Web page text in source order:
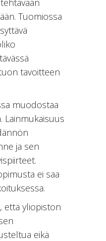
Tuomiossa
tavoitteen
muodostaa
Lainmukaisuus
ja sen
ei saa
että yliopiston
eikä